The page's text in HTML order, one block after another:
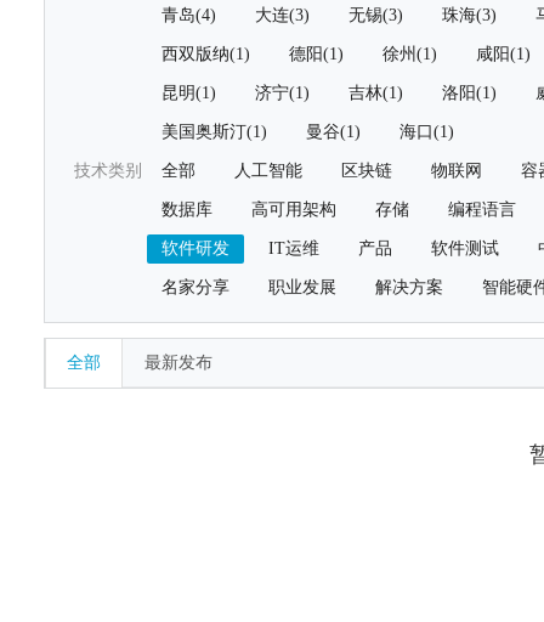
青岛(4) 大连(3) 无锡(3) 珠海(3)
西双版纳(1) 德阳(1) 徐州(1) 咸阳(1)
昆明(1) 济宁(1) 吉林(1) 洛阳(1)
美国奥斯汀(1) 曼谷(1) 海口(1)
技术类别 全部 人工智能 区块链 物联网 容
数据库 高可用架构 存储 编程语言
软件研发 IT运维 产品 软件测试
名家分享 职业发展 解决方案 智能硬
全部 最新发布